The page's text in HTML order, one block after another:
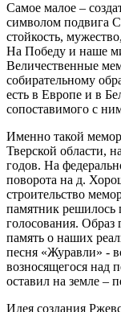
Самое малое –
символом подвига
стойкость,
На Победу и наше
Величественные
собирательному
есть в Европе и в
сопоставимого с
Именно такой
Тверской области,
годов. На
поворота на д.
строительство
памятник решилось
голосования. Образ
память о наших
песня «Журавли» -
возносящегося над
оставил на земле –
Идея создания